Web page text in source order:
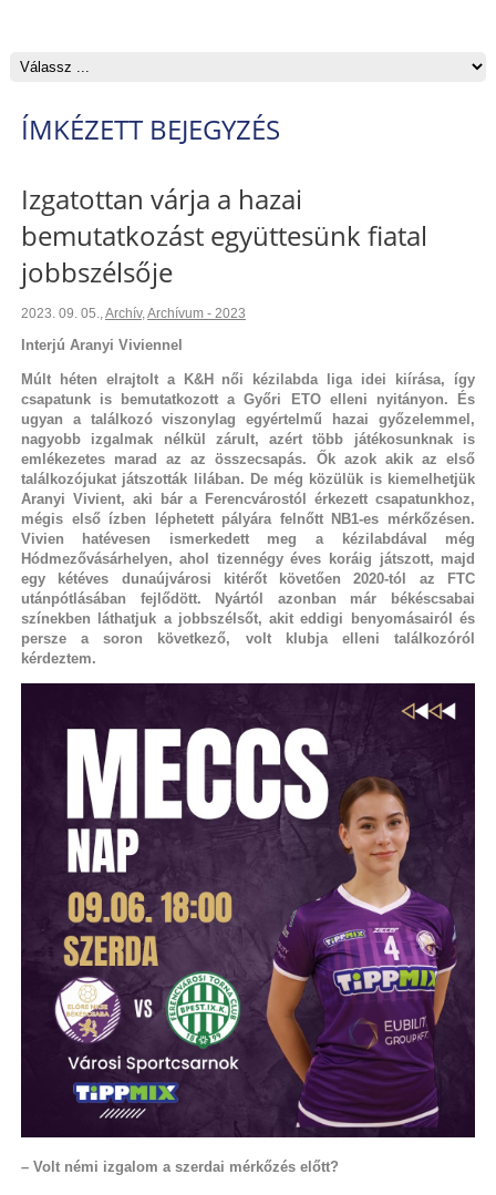
ÍMKÉZETT BEJEGYZÉS
Izgatottan várja a hazai
bemutatkozást együttesünk fiatal
jobbszélsője
2023. 09. 05.,Archív,Archívum - 2023
Interjú Aranyi Viviennel
Múlt héten elrajtolt a K&H női kézilabda liga idei kiírása, így
csapatunk is bemutatkozott a Győri ETO elleni nyitányon. És
ugyan a találkozó viszonylag egyértelmű hazai győzelemmel,
nagyobb izgalmak nélkül zárult, azért több játékosunknak is
emlékezetes marad az az összecsapás. Ők azok akik az első
találkozójukat játszották lilában. De még közülük is kiemelhetjük
Aranyi Vivient, aki bár a Ferencvárostól érkezett csapatunkhoz,
mégis első ízben léphetett pályára felnőtt NB1-es mérkőzésen.
Vivien hatévesen ismerkedett meg a kézilabdával még
Hódmezővásárhelyen, ahol tizennégy éves koráig játszott, majd
egy kétéves dunaújvárosi kitérőt követően 2020-tól az FTC
utánpótlásában fejlődött. Nyártól azonban már békéscsabai
színekben láthatjuk a jobbszélsőt, akit eddigi benyomásairól és
persze a soron következő, volt klubja elleni találkozóról
kérdeztem.
– Volt némi izgalom a szerdai mérkőzés előtt?